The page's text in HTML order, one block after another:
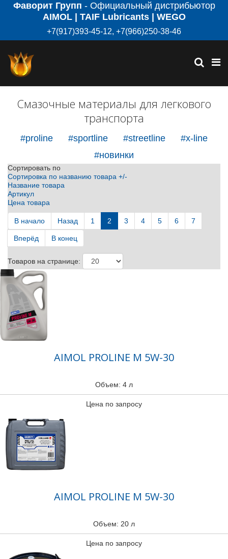
Фаворит Групп - Официальный дистрибьютор
AIMOL | TAIF Lubricants | WEGO
+7(917)393-45-12, +7(966)250-38-46
Смазочные материалы для легкового
транспорта
#proline #sportline #streetline
#x-line
#новинки
Сортировать по
Сортировка по названию товара +/-
Название товара
Артикул
Цена товара
В начало Назад 1 2 3 4 5 6 7
Вперёд В конец
Товаров на странице:
AIMOL PROLINE M 5W-30
Объем: 4 л
Цена по запросу
AIMOL PROLINE M 5W-30
Объем: 20 л
Цена по запросу